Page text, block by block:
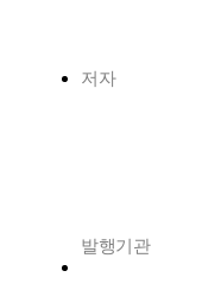
저자
발행기관